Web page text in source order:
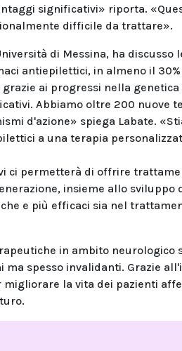
significativi» riporta.
difficile da trattare».
di Messina, ha discusso
antiepilettici, in almeno il
ai progressi nella
Abbiamo oltre 200 nuove
d'azione» spiega Labate.
a una terapia
ci permetterà di offrire
insieme allo sviluppo
e più efficaci sia nel
in ambito neurologico
spesso invalidanti. Grazie
la vita dei pazienti